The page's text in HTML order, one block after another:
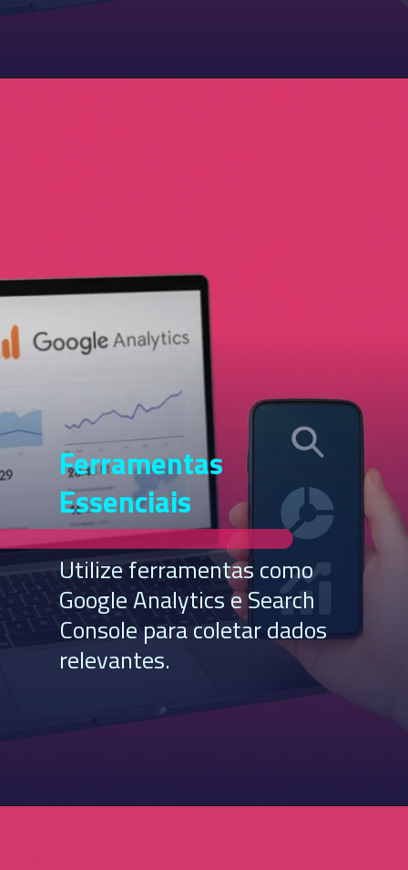
Utilize ferramentas como
Google Analytics e Search
Console para coletar dados
relevantes.
Ferramentas
Essenciais